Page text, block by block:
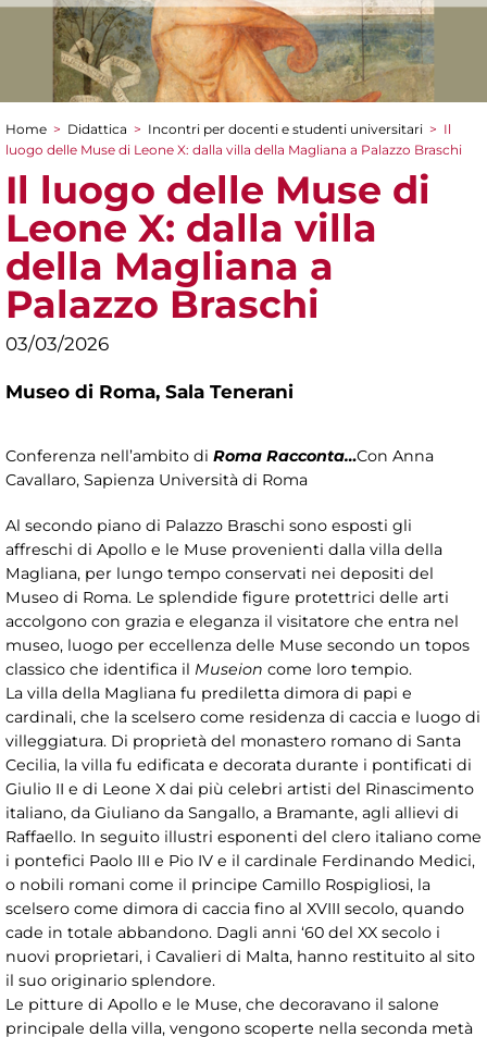
Tu sei qui
Home > Didattica > Incontri per docenti e studenti universitari > Il
luogo delle Muse di Leone X: dalla villa della Magliana a Palazzo Braschi
Il luogo delle Muse di
Leone X: dalla villa
della Magliana a
Palazzo Braschi
03/03/2026
Museo di Roma, Sala Tenerani
Conferenza nell’ambito di Roma Racconta…Con Anna
Cavallaro, Sapienza Università di Roma
Al secondo piano di Palazzo Braschi sono esposti gli
affreschi di Apollo e le Muse provenienti dalla villa della
Magliana, per lungo tempo conservati nei depositi del
Museo di Roma. Le splendide figure protettrici delle arti
accolgono con grazia e eleganza il visitatore che entra nel
museo, luogo per eccellenza delle Muse secondo un topos
classico che identifica il Museion come loro tempio.
La villa della Magliana fu prediletta dimora di papi e
cardinali, che la scelsero come residenza di caccia e luogo di
villeggiatura. Di proprietà del monastero romano di Santa
Cecilia, la villa fu edificata e decorata durante i pontificati di
Giulio II e di Leone X dai più celebri artisti del Rinascimento
italiano, da Giuliano da Sangallo, a Bramante, agli allievi di
Raffaello. In seguito illustri esponenti del clero italiano come
i pontefici Paolo III e Pio IV e il cardinale Ferdinando Medici,
o nobili romani come il principe Camillo Rospigliosi, la
scelsero come dimora di caccia fino al XVIII secolo, quando
cade in totale abbandono. Dagli anni ‘60 del XX secolo i
nuovi proprietari, i Cavalieri di Malta, hanno restituito al sito
il suo originario splendore.
Le pitture di Apollo e le Muse, che decoravano il salone
principale della villa, vengono scoperte nella seconda metà